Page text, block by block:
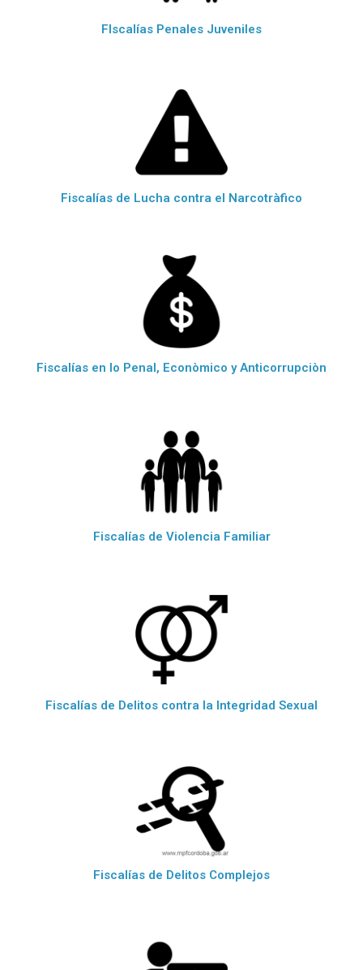
FIscalías Penales Juveniles
Fiscalías de Lucha contra el Narcotràfico
Fiscalías en lo Penal, Econòmico y Anticorrupciòn
Fiscalías de Violencia Familiar
Fiscalías de Delitos contra la Integridad Sexual
Fiscalías de Delitos Complejos